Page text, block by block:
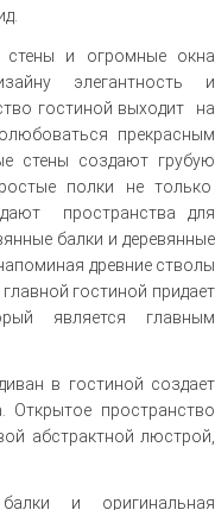
стены и огромные окна
элегантность и
гостиной выходит на
прекрасным
стены создают грубую
полки не только
пространства для
балки и деревянные
древние стволы
гостиной придает
является главным
в гостиной создает
пространство
абстрактной люстрой,
и оригинальная